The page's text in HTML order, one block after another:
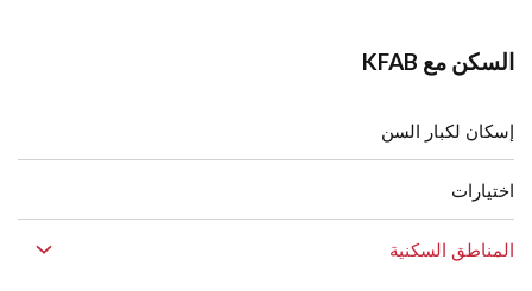
السكن مع KFAB
إسكان لكبار السن
اختيارات
المناطق السكنية